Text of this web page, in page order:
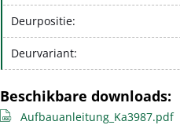
Deurpositie:
Deurvariant:
Beschikbare downloads:
Aufbauanleitung_Ka3987.pdf